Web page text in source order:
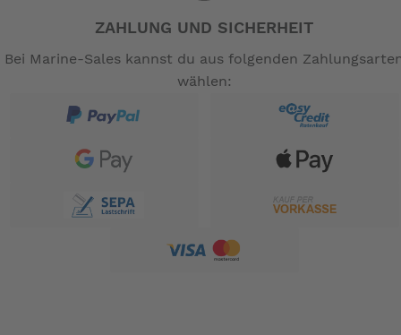
ZAHLUNG UND SICHERHEIT
Bei Marine-Sales kannst du aus folgenden
wählen: